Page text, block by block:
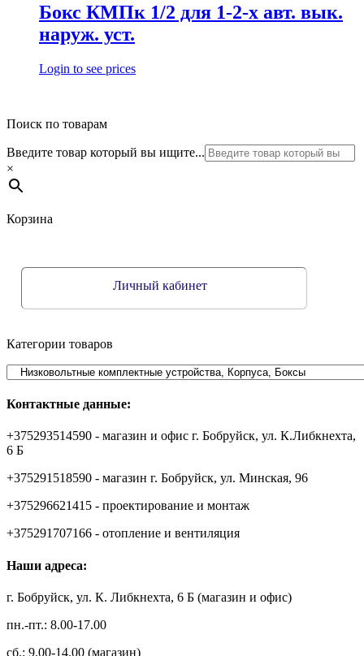
Бокс КМПк 1/2 для 1-2-х авт. вык.
наруж. уст.
Login to see prices
Поиск по товарам
Введите товар который вы ищите...
×
Корзина
Личный кабинет
Категории товаров
Контактные данные:
+375293514590 - магазин и офис г. Бобруйск, ул. К.Либкнехта,
6 Б
+375291518590 - магазин г. Бобруйск, ул. Минская, 96
+375296621415 - проектирование и монтаж
+375291707166 - отопление и вентиляция
Наши адреса:
г. Бобруйск, ул. К. Либкнехта, 6 Б (магазин и офис)
пн.-пт.: 8.00-17.00
сб.: 9.00-14.00 (магазин)